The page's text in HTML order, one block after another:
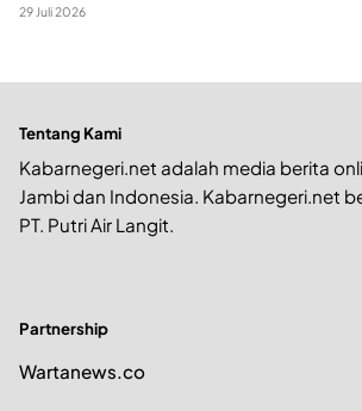
29 Juli 2026
Tentang Kami
Kabarnegeri.net adalah media berita
Jambi dan Indonesia. Kabarnegeri.net
PT. Putri Air Langit.
Partnership
Wartanews.co